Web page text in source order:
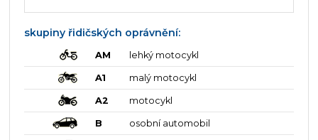
skupiny řidičských oprávnění:
AM lehký motocykl
A1 malý motocykl
A2 motocykl
B osobní automobil